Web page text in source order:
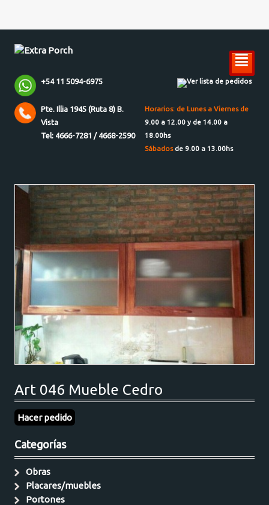
²
+54 11 5094-6975 Ver lista de pedidos
Pte. Illia 1945 (Ruta 8) B.
Vista
Tel: 4666-7281 / 4668-2590
Horarios: de Lunes a Viernes de
9.00 a 12.00 y de 14.00 a
18.00hs
Sábadosde 9.00 a 13.00hs
Art 046 Mueble Cedro
Hacer pedido
Categorías
Obras
Placares/muebles
Portones